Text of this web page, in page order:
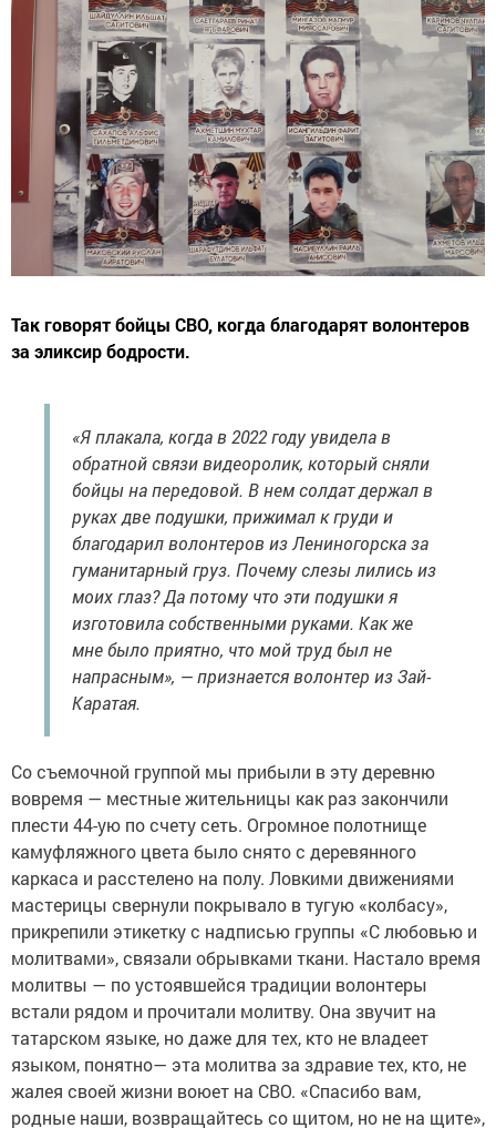
Так говорят бойцы СВО, когда благодарят волонтеров
за эликсир бодрости.
«Я плакала, когда в 2022 году увидела в
обратной связи видеоролик, который сняли
бойцы на передовой. В нем солдат держал в
руках две подушки, прижимал к груди и
благодарил волонтеров из Лениногорска за
гуманитарный груз. Почему слезы лились из
моих глаз? Да потому что эти подушки я
изготовила собственными руками. Как же
мне было приятно, что мой труд был не
напрасным», — признается волонтер из Зай-
Каратая.
Со съемочной группой мы прибыли в эту деревню
вовремя — местные жительницы как раз закончили
плести 44-ую по счету сеть. Огромное полотнище
камуфляжного цвета было снято с деревянного
каркаса и расстелено на полу. Ловкими движениями
мастерицы свернули покрывало в тугую «колбасу»,
прикрепили этикетку с надписью группы «С любовью и
молитвами», связали обрывками ткани. Настало время
молитвы — по устоявшейся традиции волонтеры
встали рядом и прочитали молитву. Она звучит на
татарском языке, но даже для тех, кто не владеет
языком, понятно— эта молитва за здравие тех, кто, не
жалея своей жизни воюет на СВО. «Спасибо вам,
родные наши, возвращайтесь со щитом, но не на щите»,